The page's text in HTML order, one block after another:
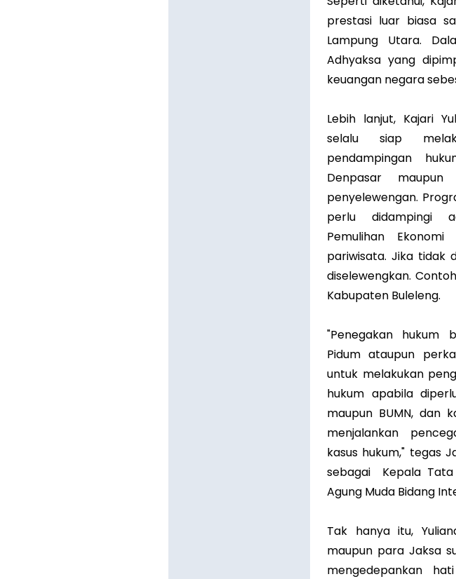
prestasi luar biasa
Lampung Utara.
Adhyaksa yang
keuangan negara
Lebih lanjut, Kajari
selalu siap
pendampingan
Denpasar
penyelewengan.
perlu didampingi
Pemulihan
pariwisata. Jika tidak
diselewengkan.
Kabupaten Buleleng.
"Penegakan hukum
Pidum ataupun
untuk melakukan
hukum apabila
maupun BUMN, dan
menjalankan
kasus hukum," tegas
sebagai Kepala
Agung Muda Bidang
Tak hanya itu,
maupun para Jaksa
mengedepankan